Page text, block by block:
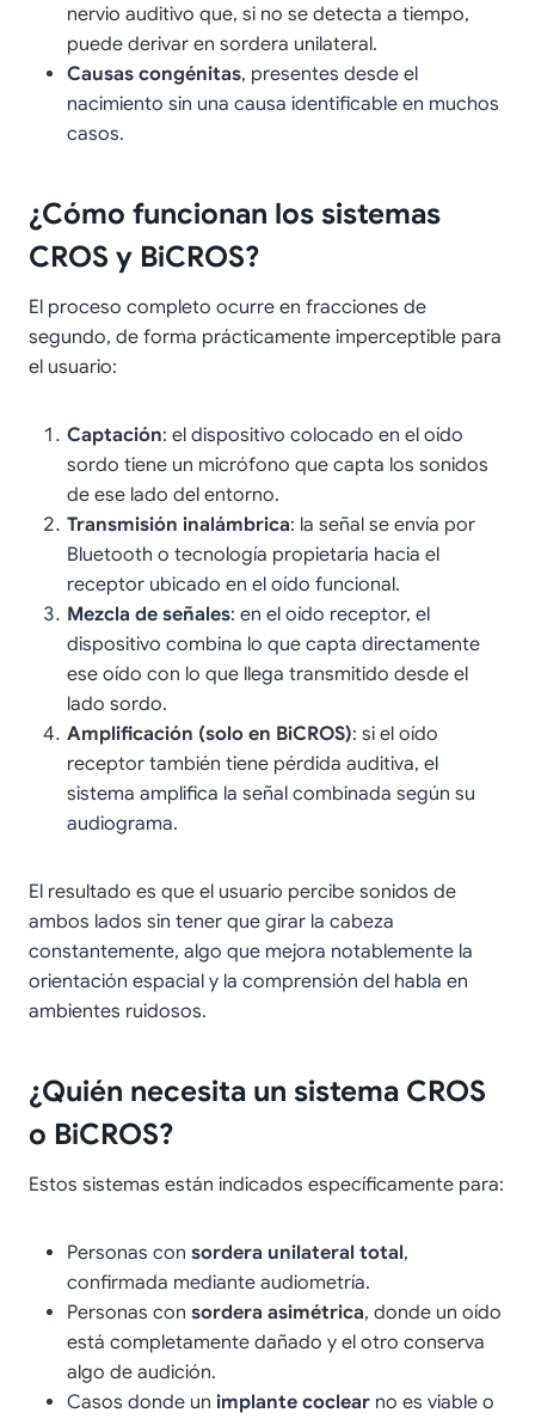
nervio auditivo que, si no se detecta a tiempo,
puede derivar en sordera unilateral.
Causas congénitas, presentes desde el
nacimiento sin una causa identificable en muchos
casos.
¿Cómo funcionan los sistemas
CROS y BiCROS?
El proceso completo ocurre en fracciones de
segundo, de forma prácticamente imperceptible para
el usuario:
Captación: el dispositivo colocado en el oído
sordo tiene un micrófono que capta los sonidos
de ese lado del entorno.
Transmisión inalámbrica: la señal se envía por
Bluetooth o tecnología propietaria hacia el
receptor ubicado en el oído funcional.
Mezcla de señales: en el oído receptor, el
dispositivo combina lo que capta directamente
ese oído con lo que llega transmitido desde el
lado sordo.
Amplificación (solo en BiCROS): si el oído
receptor también tiene pérdida auditiva, el
sistema amplifica la señal combinada según su
audiograma.
El resultado es que el usuario percibe sonidos de
ambos lados sin tener que girar la cabeza
constantemente, algo que mejora notablemente la
orientación espacial y la comprensión del habla en
ambientes ruidosos.
¿Quién necesita un sistema CROS
o BiCROS?
Estos sistemas están indicados específicamente para:
Personas con sordera unilateral total,
confirmada mediante audiometría.
Personas con sordera asimétrica, donde un oído
está completamente dañado y el otro conserva
algo de audición.
Casos donde un implante coclear no es viable o